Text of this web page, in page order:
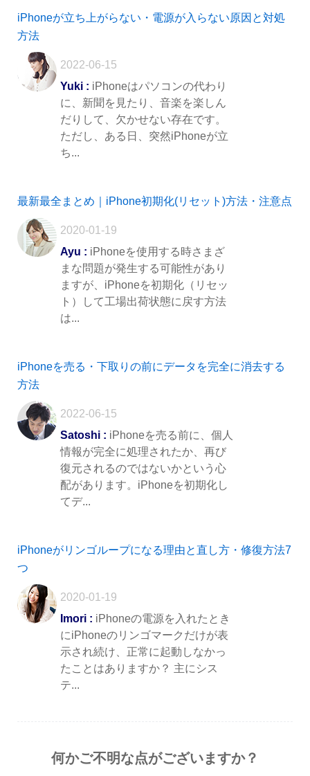
iPhoneが立ち上がらない・電源が入らない原因と対処
方法
2022-06-15
Yuki : iPhoneはパソコンの代わり
に、新聞を見たり、音楽を楽しん
だりして、欠かせない存在です。
ただし、ある日、突然iPhoneが立
ち...
最新最全まとめ｜iPhone初期化(リセット)方法・注意点
2020-01-19
Ayu : iPhoneを使用する時さまざ
まな問題が発生する可能性があり
ますが、iPhoneを初期化（リセッ
ト）して工場出荷状態に戻す方法
は...
iPhoneを売る・下取りの前にデータを完全に消去する
方法
2022-06-15
Satoshi : iPhoneを売る前に、個人
情報が完全に処理されたか、再び
復元されるのではないかという心
配があります。iPhoneを初期化し
てデ...
iPhoneがリンゴループになる理由と直し方・修復方法7
つ
2020-01-19
Imori : iPhoneの電源を入れたとき
にiPhoneのリンゴマークだけが表
示され続け、正常に起動しなかっ
たことはありますか？ 主にシス
テ...
何かご不明な点がございますか？